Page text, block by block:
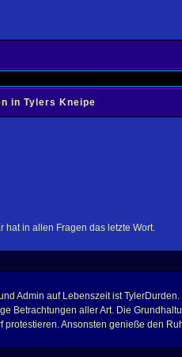
in Tylers Kneipe
hat in allen Fragen das letzte Wort.
Admin auf Lebenszeit ist
aller Art. Die
Ansonsten genieße den